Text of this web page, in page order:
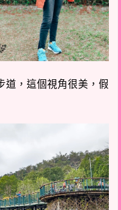
道，這個視角很美，假